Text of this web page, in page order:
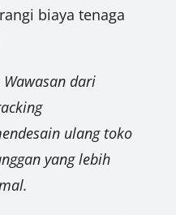
biaya tenaga
Wawasan dari
ulang toko
yang lebih